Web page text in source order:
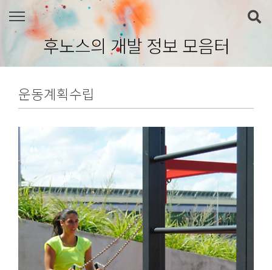
본문 바로가기
후노스의 개발 정보 모음터
운동계획수립